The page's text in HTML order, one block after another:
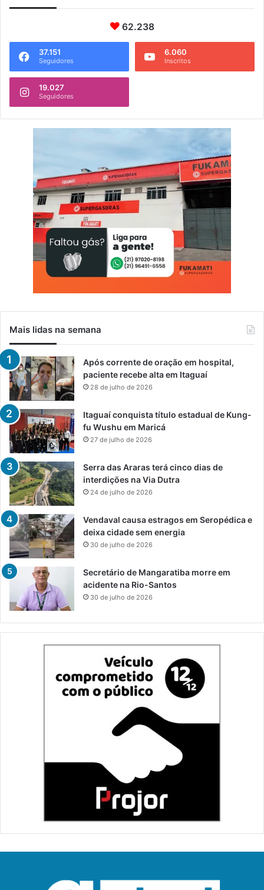
62.238
37.151
Seguidores
6.060
Inscritos
19.027
Seguidores
Mais lidas na semana
Após corrente de oração em hospital,
paciente recebe alta em Itaguaí
28 de julho de 2026
Itaguaí conquista título estadual de Kung-
fu Wushu em Maricá
27 de julho de 2026
Serra das Araras terá cinco dias de
interdições na Via Dutra
24 de julho de 2026
Vendaval causa estragos em Seropédica e
deixa cidade sem energia
30 de julho de 2026
Secretário de Mangaratiba morre em
acidente na Rio-Santos
30 de julho de 2026